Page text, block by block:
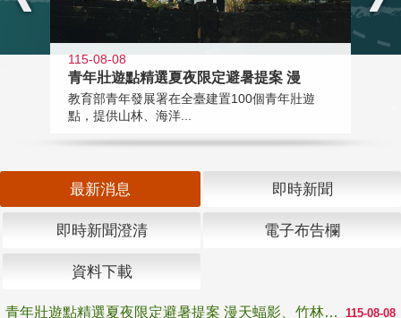
115-08-08
青年壯遊點精選夏夜限定避暑提案 漫
教育部青年發展署在全臺建置100個青年壯遊
點，提供山林、海洋...
最新消息 即時新聞
即時新聞澄清 電子布告欄
資料下載
115-08-08
青年壯遊點精選夏夜限定避暑提案 漫天蝠影、竹林尋蛙、茶香夜觀 邀青年暮色出發